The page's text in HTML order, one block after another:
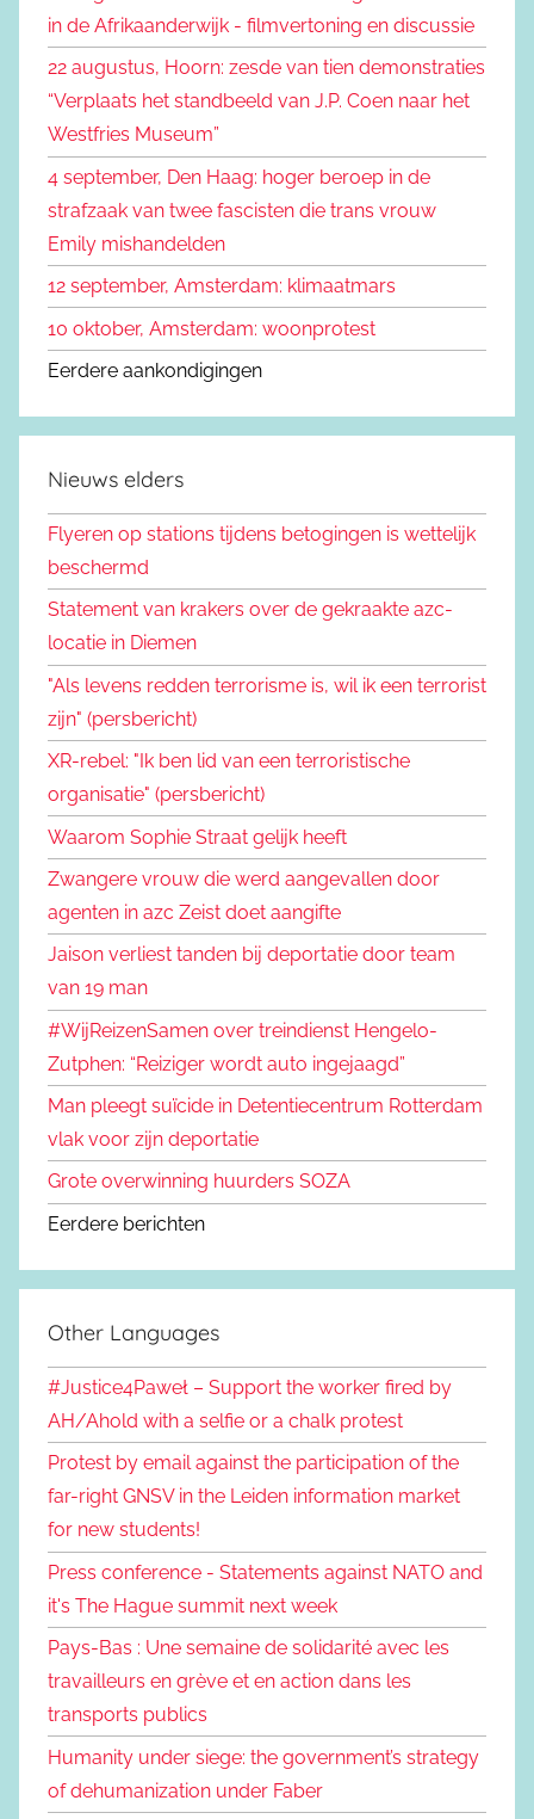
a
a
:
n
in de Afrikaanderwijk - filmvertoning en discussie
22 augustus, Hoorn: zesde van tien demonstraties
“Verplaats het standbeeld van J.P. Coen naar het
Westfries Museum”
4 september, Den Haag: hoger beroep in de
strafzaak van twee fascisten die trans vrouw
Emily mishandelden
12 september, Amsterdam: klimaatmars
10 oktober, Amsterdam: woonprotest
Eerdere aankondigingen
Nieuws elders
Flyeren op stations tijdens betogingen is wettelijk
beschermd
Statement van krakers over de gekraakte azc-
locatie in Diemen
"Als levens redden terrorisme is, wil ik een terrorist
zijn" (persbericht)
XR-rebel: "Ik ben lid van een terroristische
organisatie" (persbericht)
Waarom Sophie Straat gelijk heeft
Zwangere vrouw die werd aangevallen door
agenten in azc Zeist doet aangifte
Jaison verliest tanden bij deportatie door team
van 19 man
#WijReizenSamen over treindienst Hengelo-
Zutphen: “Reiziger wordt auto ingejaagd”
Man pleegt suïcide in Detentiecentrum Rotterdam
vlak voor zijn deportatie
Grote overwinning huurders SOZA
Eerdere berichten
Other Languages
#Justice4Paweł – Support the worker fired by
AH/Ahold with a selfie or a chalk protest
Protest by email against the participation of the
far-right GNSV in the Leiden information market
for new students!
Press conference - Statements against NATO and
it's The Hague summit next week
Pays-Bas : Une semaine de solidarité avec les
travailleurs en grève et en action dans les
transports publics
Humanity under siege: the government’s strategy
of dehumanization under Faber